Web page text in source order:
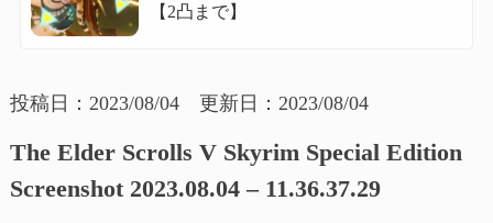
【2凸まで】
投稿日：2023/08/04 更新日：2023/08/04
The Elder Scrolls V Skyrim Special Edition
Screenshot 2023.08.04 – 11.36.37.29